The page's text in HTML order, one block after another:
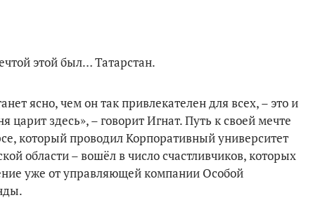
этой был… Татарстан.
ясно, чем он так привлекателен для всех, – это и
здесь», – говорит Игнат. Путь к своей мечте
который проводил Корпоративный университет
области – вошёл в число счастливчиков, которых
уже от управляющей компании Особой